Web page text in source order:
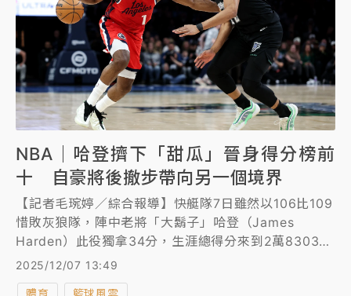
NBA｜哈登擠下「甜瓜」晉身得分榜前
十 自豪將後撤步帶向另一個境界
【記者毛琬婷／綜合報導】快艇隊7日雖然以106比109
惜敗灰狼隊，陣中老將「大鬍子」哈登（James
Harden）此役獨拿34分，生涯總得分來到2萬8303
分，正式超越「甜瓜」安東尼（Carmelo
2025/12/07 13:49
體育 籃球風雲